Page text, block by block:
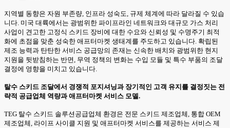
지역별 동향은 자원 부존량, 인프라 성숙도, 규제 체계에 따라 달라질 수 있습
니다. 미국 대륙에서는 광범위한 파이프라인 네트워크와 대규모 가스 처리
사업이 견고한 고정식 스키드 장비에 대한 수요와 신뢰성 및 수명주기 최적
화에 초점을 맞춘 성숙한 애프터마켓 생태계를 주도하고 있습니다. 확립된
제조 능력과 탄탄한 서비스 공급망의 존재는 신속한 배치와 광범위한 현지
지원을 뒷받침하는 반면, 무역 정책의 변화는 수입 모듈 및 특수 부품의 조달
결정에 영향을 미치고 있습니다.
탈수 스키드 조달에서 경쟁적 포지셔닝과 장기적인 고객 유지를 결정짓는 전
략적 공급업체 역량과 애프터마켓 서비스 모델.
TEG 탈수 스키드 솔루션공급업체 환경은 전문 스키드 제조업체, 통합 OEM
제조업체, 라이프 사이클 지원 및 애프터마켓 서비스를 제공하는 서비스 제